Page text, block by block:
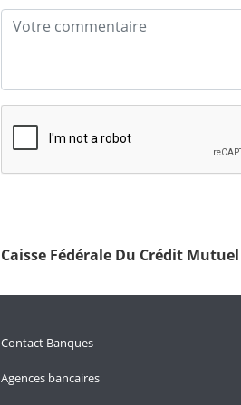
Caisse Fédérale Du Crédit
Contact Banques
Agences bancaires